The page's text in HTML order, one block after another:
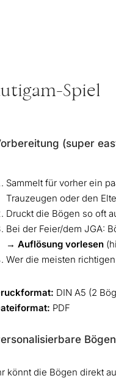
Spiel
(super
Sammelt für vorher ein
Trauzeugen oder den
Druckt die Bögen so oft
Bei der Feier/dem JGA:
→ Auflösung vorlesen
Wer die meisten
DIN A5 (2
PDF
könnt die Bögen direkt